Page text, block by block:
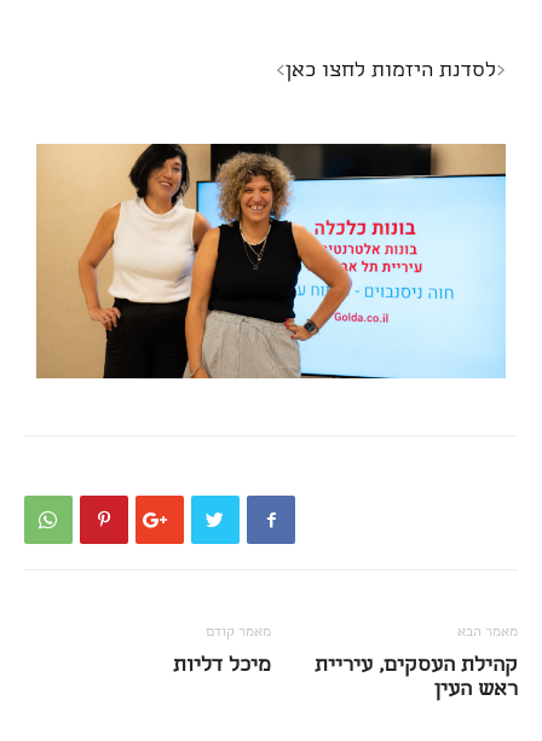
<לסדנת היזמות לחצו כאן>
מאמר קודם
מיכל דליות
מאמר הבא
קהילת העסקים, עיריית
ראש העין